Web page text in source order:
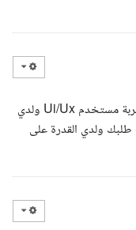
مرحبا استاذ يعطيك العافية، أنا بشير مصمم تجربة مستخدم Ui/Ux ولدي
رأيت طلبك ولدي القدرة على